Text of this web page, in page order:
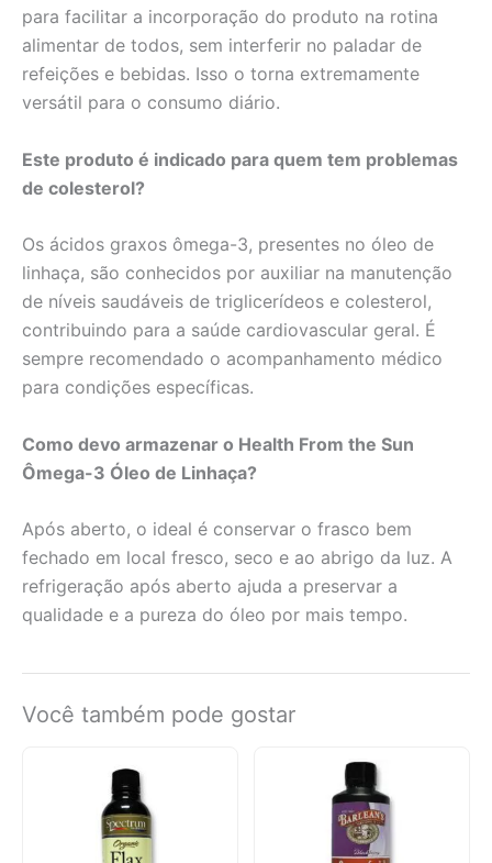
para facilitar a incorporação do produto na rotina
alimentar de todos, sem interferir no paladar de
refeições e bebidas. Isso o torna extremamente
versátil para o consumo diário.
Este produto é indicado para quem tem problemas
de colesterol?
Os ácidos graxos ômega-3, presentes no óleo de
linhaça, são conhecidos por auxiliar na manutenção
de níveis saudáveis de triglicerídeos e colesterol,
contribuindo para a saúde cardiovascular geral. É
sempre recomendado o acompanhamento médico
para condições específicas.
Como devo armazenar o Health From the Sun
Ômega-3 Óleo de Linhaça?
Após aberto, o ideal é conservar o frasco bem
fechado em local fresco, seco e ao abrigo da luz. A
refrigeração após aberto ajuda a preservar a
qualidade e a pureza do óleo por mais tempo.
Você também pode gostar